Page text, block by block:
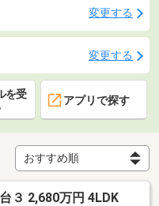
変更する
変更する
を受
アプリで探す
３ 2,680万円 4LDK